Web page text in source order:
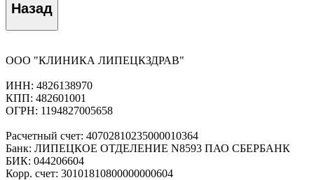
Назад
ООО "КЛИНИКА ЛИПЕЦКЗДРАВ"
ИНН: 4826138970
КПП: 482601001
ОГРН: 1194827005658
Расчетный счет: 40702810235000010364
Банк: ЛИПЕЦКОЕ ОТДЕЛЕНИЕ N8593 ПАО СБЕРБАНК
БИК: 044206604
Корр. счет: 30101810800000000604